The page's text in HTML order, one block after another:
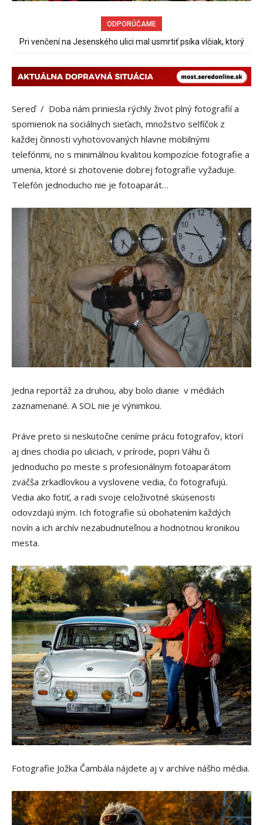
ODPORÚČAME
Pri venčení na Jesenského ulici mal usmrtiť psíka vlčiak, ktorý
Obchádzka rozpadajúceho sa už uzatvoreného mosta ponad
Sereď / Doba nám priniesla rýchly život plný fotografií a
spomienok na sociálnych sieťach, množstvo selfíčok z
každej činnosti vyhotovovaných hlavne mobilnými
telefónmi, no s minimálnou kvalitou kompozície fotografie a
umenia, ktoré si zhotovenie dobrej fotografie vyžaduje.
Telefón jednoducho nie je fotoaparát…
Jedna reportáž za druhou, aby bolo dianie v médiách
zaznamenané. A SOL nie je výnimkou.
Práve preto si neskutočne ceníme prácu fotografov, ktorí
aj dnes chodia po uliciach, v prírode, popri Váhu či
jednoducho po meste s profesionálnym fotoaparátom
zväčša zrkadlovkou a vyslovene vedia, čo fotografujú.
Vedia ako fotiť, a radi svoje celoživotné skúsenosti
odovzdajú iným. Ich fotografie sú obohatením každých
novín a ich archív nezabudnuteľnou a hodnotnou kronikou
mesta.
Fotografie Jožka Čambála nájdete aj v archíve nášho média.